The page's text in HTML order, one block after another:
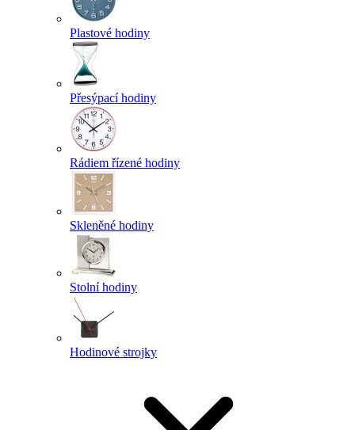
Plastové hodiny
Přesýpací hodiny
Rádiem řízené hodiny
Skleněné hodiny
Stolní hodiny
Hodinové strojky